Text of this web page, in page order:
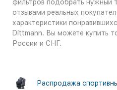
фильтров подобрать нужный
отзывами реальных
характеристики
Dittmann. Вы можете купить
России и СНГ.
Распродажа